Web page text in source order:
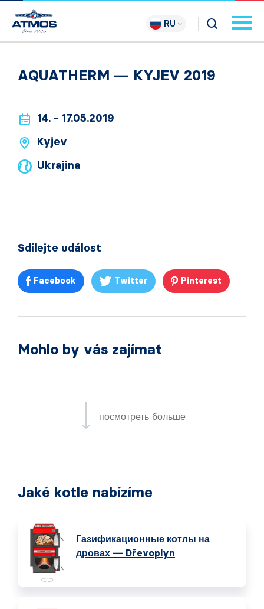
RU
AQUATHERM — KYJEV 2019
14. - 17.05.2019
Kyjev
Ukrajina
Sdílejte událost
Facebook Twitter Pinterest
Mohlo by vás zajímat
посмотреть больше
Jaké kotle nabízíme
Газификационные котлы на
дровах — Dřevoplyn